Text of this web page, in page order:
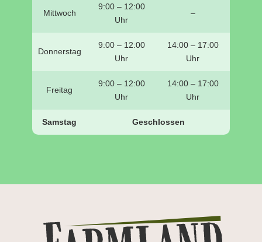
Mittwoch
9:00 – 12:00
Uhr
–
Donnerstag
9:00 – 12:00
Uhr
14:00 – 17:00
Uhr
Freitag
9:00 – 12:00
Uhr
14:00 – 17:00
Uhr
Samstag Geschlossen